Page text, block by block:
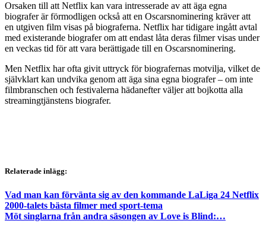
Orsaken till att Netflix kan vara intresserade av att äga egna
biografer är förmodligen också att en Oscarsnominering kräver att
en utgiven film visas på biograferna. Netflix har tidigare ingått avtal
med existerande biografer om att endast låta deras filmer visas under
en veckas tid för att vara berättigade till en Oscarsnominering.
Men Netflix har ofta givit uttryck för biografernas motvilja, vilket de
självklart kan undvika genom att äga sina egna biografer – om inte
filmbranschen och festivalerna hädanefter väljer att bojkotta alla
streamingtjänstens biografer.
Relaterade inlägg:
Vad man kan förvänta sig av den kommande LaLiga 24 Netflix
2000-talets bästa filmer med sport-tema
Möt singlarna från andra säsongen av Love is Blind:…